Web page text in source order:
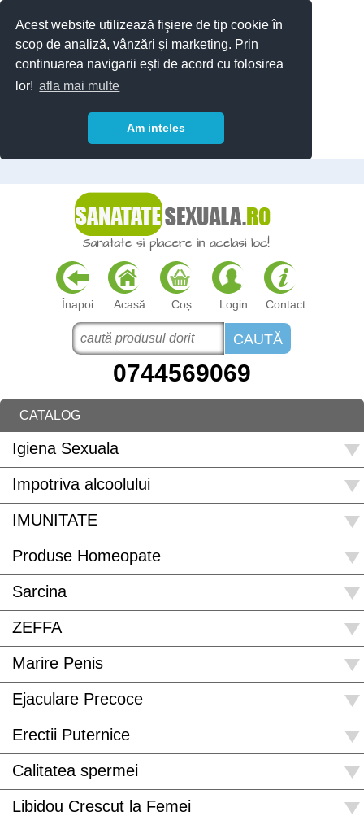
Acest website utilizează fişiere de tip cookie în
scop de analiză, vânzări și marketing. Prin
continuarea navigarii ești de acord cu folosirea
lor! afla mai multe
Am inteles
Înapoi Acasă Coș Login Contact
0744569069
CATALOG
Igiena Sexuala
Impotriva alcoolului
IMUNITATE
Produse Homeopate
Sarcina
ZEFFA
Marire Penis
Ejaculare Precoce
Erectii Puternice
Calitatea spermei
Libidou Crescut la Femei